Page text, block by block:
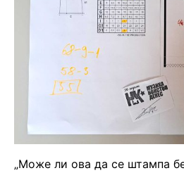
„Може ли ова да се штампа